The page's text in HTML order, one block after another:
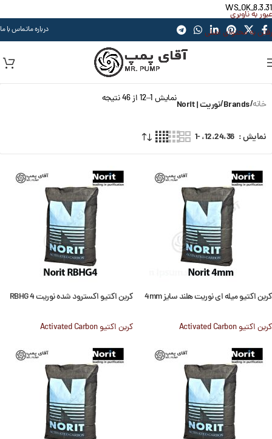
WS_OK_8.3.31
عبور به ناوبری
رفتن به محتوای اصلی
درباره ماتماس با ما
خانه/
Brands
/نوریت | Norit نمایش 1–12 از 46 نتیجه
نمایش 12،24،36، -1
کربن اکتیو میله ای نوریت هلند سایز 4mm
کربن اکتیو Activated Carbon
کربن اکتیو اکسترود شده نوریت RBHG 4
کربن اکتیو Activated Carbon